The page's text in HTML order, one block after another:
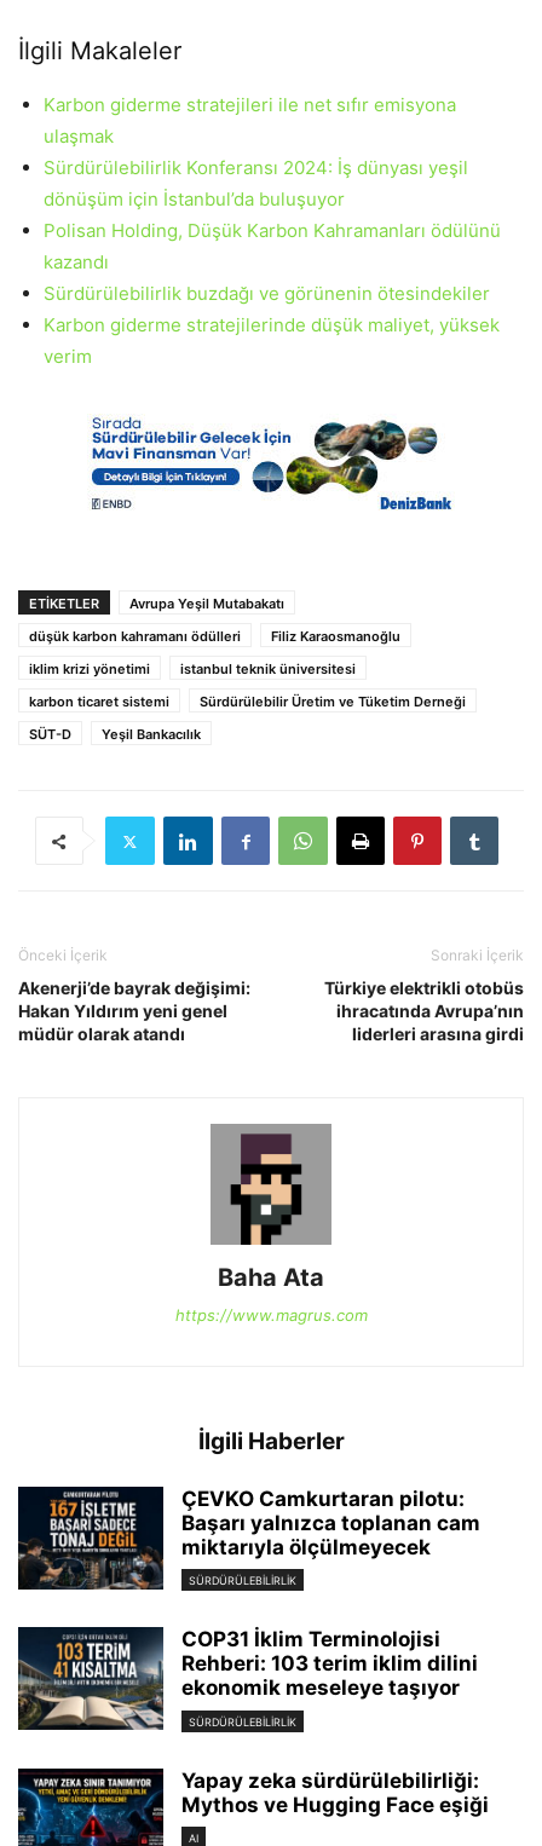
İlgili Makaleler
Karbon giderme stratejileri ile net sıfır emisyona
ulaşmak
Sürdürülebilirlik Konferansı 2024: İş dünyası yeşil
dönüşüm için İstanbul’da buluşuyor
Polisan Holding, Düşük Karbon Kahramanları ödülünü
kazandı
Sürdürülebilirlik buzdağı ve görünenin ötesindekiler
Karbon giderme stratejilerinde düşük maliyet, yüksek
verim
ETIKETLER
Avrupa Yeşil Mutabakatı
düşük karbon kahramanı ödülleri
Filiz Karaosmanoğlu
iklim krizi yönetimi
istanbul teknik üniversitesi
karbon ticaret sistemi
Sürdürülebilir Üretim ve Tüketim Derneği
SÜT-D
Yeşil Bankacılık
Önceki İçerik
Akenerji’de bayrak değişimi:
Hakan Yıldırım yeni genel
müdür olarak atandı
Sonraki İçerik
Türkiye elektrikli otobüs
ihracatında Avrupa’nın
liderleri arasına girdi
Baha Ata
https://www.magrus.com
İlgili Haberler
ÇEVKO Camkurtaran pilotu:
Başarı yalnızca toplanan cam
miktarıyla ölçülmeyecek
SÜRDÜRÜLEBILIRLIK
COP31 İklim Terminolojisi
Rehberi: 103 terim iklim dilini
ekonomik meseleye taşıyor
SÜRDÜRÜLEBILIRLIK
Yapay zeka sürdürülebilirliği:
Mythos ve Hugging Face eşiği
AI